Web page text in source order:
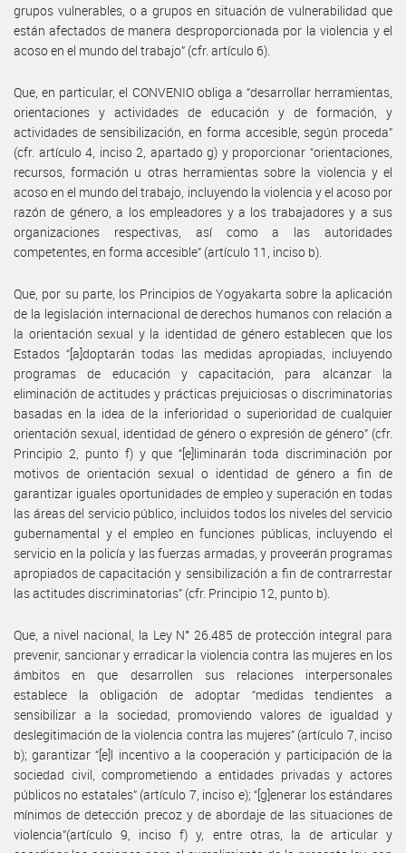
grupos vulnerables, o a grupos en situación de vulnerabilidad que
están afectados de manera desproporcionada por la violencia y el
acoso en el mundo del trabajo” (cfr. artículo 6).
Que, en particular, el CONVENIO obliga a “desarrollar herramientas,
orientaciones y actividades de educación y de formación, y
actividades de sensibilización, en forma accesible, según proceda”
(cfr. artículo 4, inciso 2, apartado g) y proporcionar “orientaciones,
recursos, formación u otras herramientas sobre la violencia y el
acoso en el mundo del trabajo, incluyendo la violencia y el acoso por
razón de género, a los empleadores y a los trabajadores y a sus
organizaciones respectivas, así como a las autoridades
competentes, en forma accesible” (artículo 11, inciso b).
Que, por su parte, los Principios de Yogyakarta sobre la aplicación
de la legislación internacional de derechos humanos con relación a
la orientación sexual y la identidad de género establecen que los
Estados “[a]doptarán todas las medidas apropiadas, incluyendo
programas de educación y capacitación, para alcanzar la
eliminación de actitudes y prácticas prejuiciosas o discriminatorias
basadas en la idea de la inferioridad o superioridad de cualquier
orientación sexual, identidad de género o expresión de género” (cfr.
Principio 2, punto f) y que “[e]liminarán toda discriminación por
motivos de orientación sexual o identidad de género a fin de
garantizar iguales oportunidades de empleo y superación en todas
las áreas del servicio público, incluidos todos los niveles del servicio
gubernamental y el empleo en funciones públicas, incluyendo el
servicio en la policía y las fuerzas armadas, y proveerán programas
apropiados de capacitación y sensibilización a fin de contrarrestar
las actitudes discriminatorias” (cfr. Principio 12, punto b).
Que, a nivel nacional, la Ley N° 26.485 de protección integral para
prevenir, sancionar y erradicar la violencia contra las mujeres en los
ámbitos en que desarrollen sus relaciones interpersonales
establece la obligación de adoptar “medidas tendientes a
sensibilizar a la sociedad, promoviendo valores de igualdad y
deslegitimación de la violencia contra las mujeres” (artículo 7, inciso
b); garantizar “[e]l incentivo a la cooperación y participación de la
sociedad civil, comprometiendo a entidades privadas y actores
públicos no estatales” (artículo 7, inciso e); “[g]enerar los estándares
mínimos de detección precoz y de abordaje de las situaciones de
violencia”(artículo 9, inciso f) y, entre otras, la de articular y